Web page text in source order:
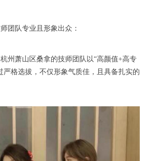
队专业且形象出众：
萧山区桑拿的技师团队以“高颜值+高专
严格选拔，不仅形象气质佳，且具备扎实的